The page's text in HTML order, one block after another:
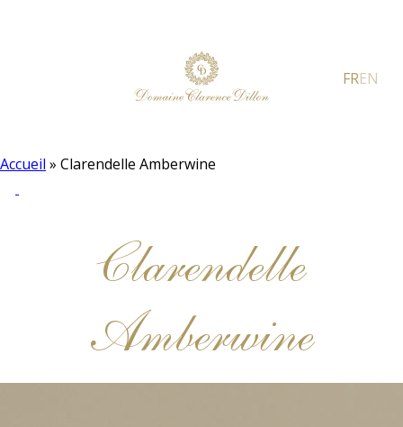
FREN
Accueil » Clarendelle Amberwine
Clarendelle
Amberwine